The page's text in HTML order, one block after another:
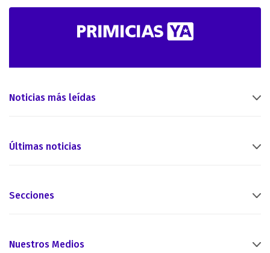
Noticias más leídas
Últimas noticias
Secciones
Nuestros Medios